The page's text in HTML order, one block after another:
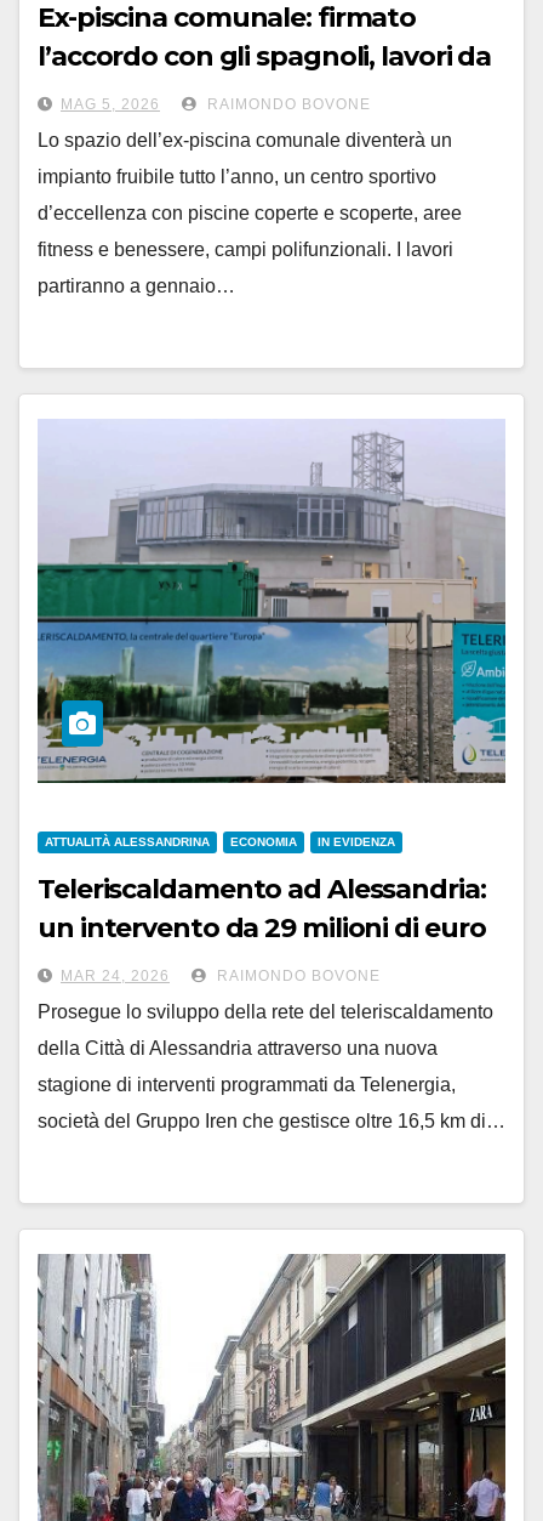
Ex-piscina comunale: firmato
l’accordo con gli spagnoli, lavori da
gennaio ’27
MAG 5, 2026 RAIMONDO BOVONE
Lo spazio dell’ex-piscina comunale diventerà un
impianto fruibile tutto l’anno, un centro sportivo
d’eccellenza con piscine coperte e scoperte, aree
fitness e benessere, campi polifunzionali. I lavori
partiranno a gennaio…
ATTUALITÀ ALESSANDRINA ECONOMIA IN EVIDENZA
Teleriscaldamento ad Alessandria:
un intervento da 29 milioni di euro
fino al 2027
MAR 24, 2026 RAIMONDO BOVONE
Prosegue lo sviluppo della rete del teleriscaldamento
della Città di Alessandria attraverso una nuova
stagione di interventi programmati da Telenergia,
società del Gruppo Iren che gestisce oltre 16,5 km di…